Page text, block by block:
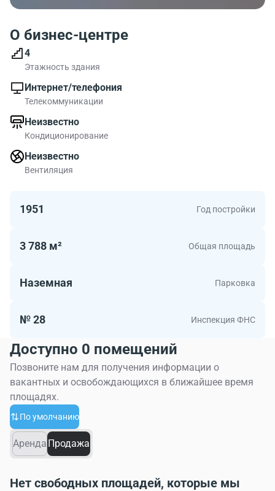
О бизнес-центре
4
Этажность здания
Интернет/телефония
Телекоммуникации
Неизвестно
Кондиционирование
Неизвестно
Вентиляция
1951 Год постройки
3 788 м² Общая площадь
Наземная Парковка
№ 28 Инспекция ФНС
Доступно 0 помещений
Позвоните нам для получения информации о
вакантных и освобождающихся в ближайшее время
площадях.
По умолчанию
Аренда Продажа
Нет свободных площадей, которые мы